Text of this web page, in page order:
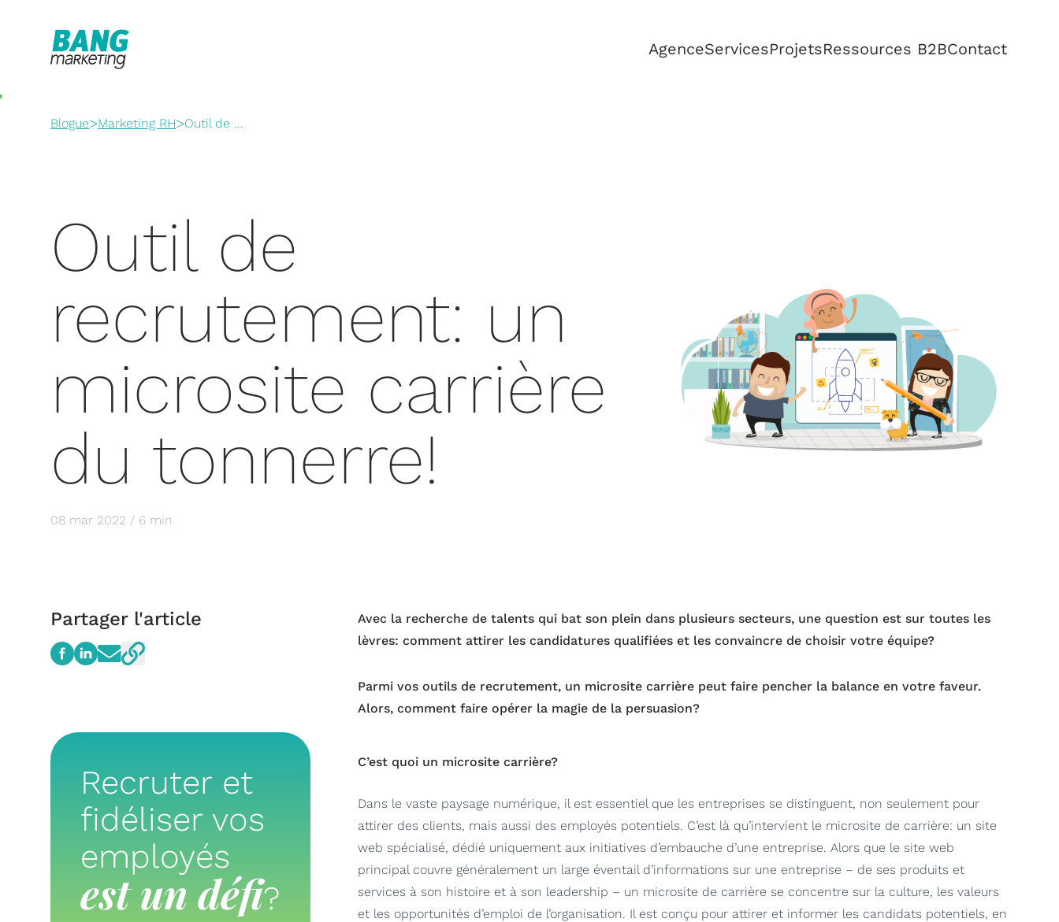
AgenceServicesProjetsRessources B2BContact
Blogue>Marketing RH>Outil de ...
Outil de
recrutement: un
microsite carrière
du tonnerre!
08 mar 2022 / 6 min
Partager l'article
Recruter et
fidéliser vos
employés
est un défi?
Avec la recherche de talents qui bat son plein dans plusieurs secteurs, une question est sur toutes les
lèvres: comment attirer les candidatures qualifiées et les convaincre de choisir votre équipe?
Parmi vos outils de recrutement, un microsite carrière peut faire pencher la balance en votre faveur.
Alors, comment faire opérer la magie de la persuasion?
C’est quoi un microsite carrière?
Dans le vaste paysage numérique, il est essentiel que les entreprises se distinguent, non seulement pour
attirer des clients, mais aussi des employés potentiels. C’est là qu’intervient le microsite de carrière: un site
web spécialisé, dédié uniquement aux initiatives d’embauche d’une entreprise. Alors que le site web
principal couvre généralement un large éventail d’informations sur une entreprise – de ses produits et
services à son histoire et à son leadership – un microsite de carrière se concentre sur la culture, les valeurs
et les opportunités d’emploi de l’organisation. Il est conçu pour attirer et informer les candidats potentiels, en